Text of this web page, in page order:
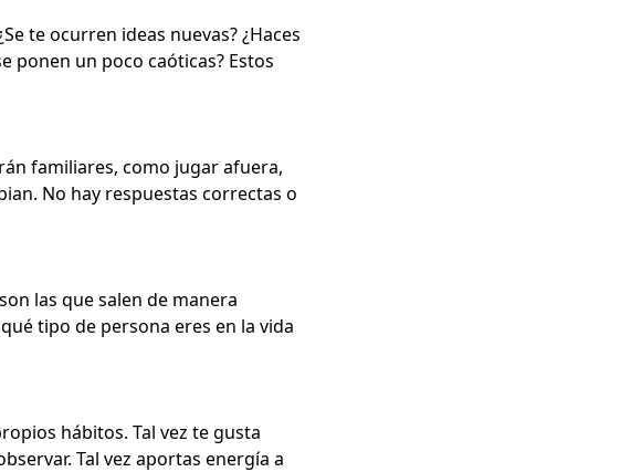
te ocurren ideas nuevas? ¿Haces
ponen un poco caóticas? Estos
familiares, como jugar afuera,
No hay respuestas correctas o
las que salen de manera
tipo de persona eres en la vida
hábitos. Tal vez te gusta
Tal vez aportas energía a